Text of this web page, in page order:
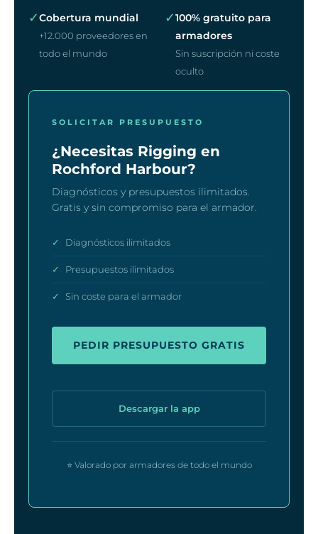
✓Cobertura mundial
+12.000 proveedores en
todo el mundo
✓100% gratuito para
armadores
Sin suscripción ni coste
oculto
SOLICITAR PRESUPUESTO
¿Necesitas Rigging en
Rochford Harbour?
Diagnósticos y presupuestos ilimitados.
Gratis y sin compromiso para el armador.
✓ Diagnósticos ilimitados
✓ Presupuestos ilimitados
✓ Sin coste para el armador
PEDIR PRESUPUESTO GRATIS
Descargar la app
⭐ Valorado por armadores de todo el mundo